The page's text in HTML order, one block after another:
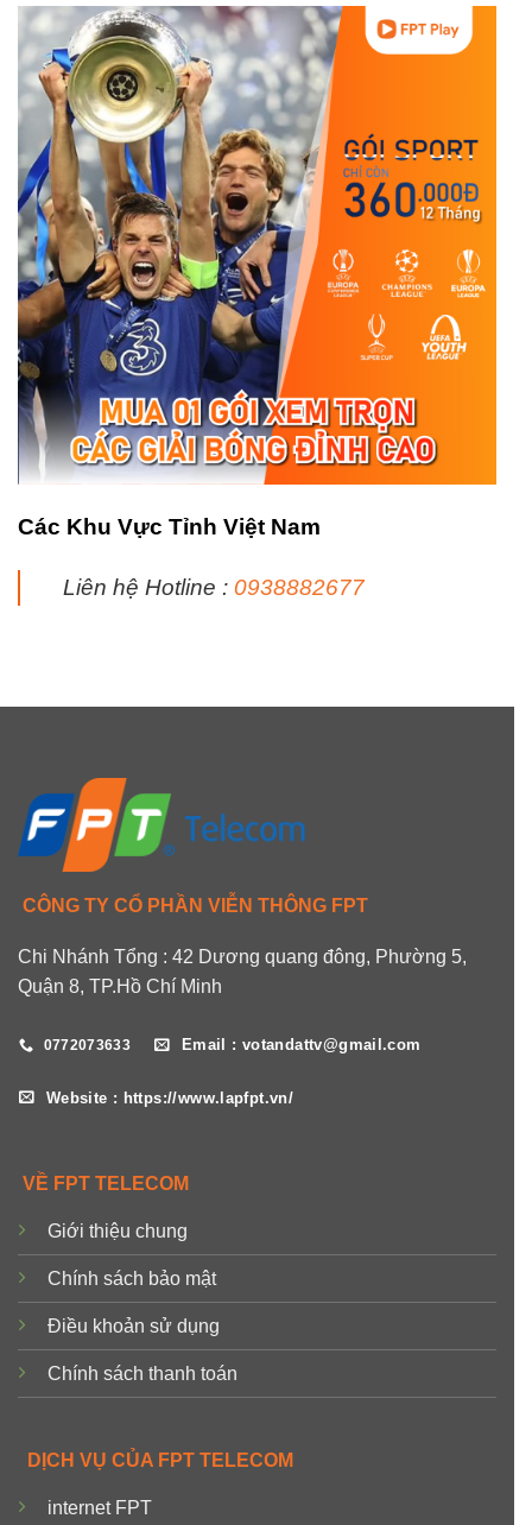
Các Khu Vực Tỉnh Việt Nam
Liên hệ Hotline : 0938882677
CÔNG TY CỔ PHẦN VIỄN THÔNG FPT
Chi Nhánh Tổng : 42 Dương quang đông, Phường 5,
Quận 8, TP.Hồ Chí Minh
0772073633 Email : votandattv@gmail.com
Website : https://www.lapfpt.vn/
VỀ FPT TELECOM
Giới thiệu chung
Chính sách bảo mật
Điều khoản sử dụng
Chính sách thanh toán
DỊCH VỤ CỦA FPT TELECOM
internet FPT